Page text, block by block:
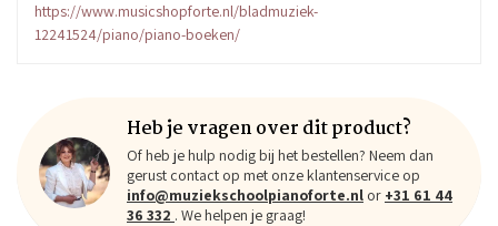
https://www.musicshopforte.nl/bladmuziek-
12241524/piano/piano-boeken/
Heb je vragen over dit product?
Of heb je hulp nodig bij het bestellen? Neem dan
gerust contact op met onze klantenservice op
info@muziekschoolpianoforte.nl or +31 61 44
36 332 . We helpen je graag!